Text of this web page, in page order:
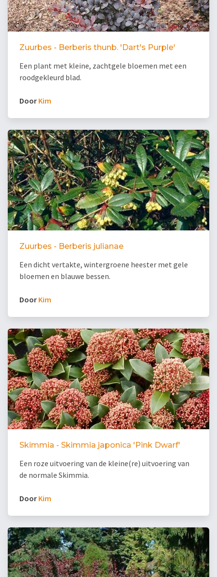
Zuurbes - Berberis thunb. 'Dart's Purple'
Een plant met kleine, zachtgele bloemen met een
roodgekleurd blad.
Door Kim
Zuurbes - Berberis julianae
Een dicht vertakte, wintergroene heester met gele
bloemen en blauwe bessen.
Door Kim
Skimmia - Skimmia japonica 'Pink Dwarf'
Een roze uitvoering van de kleine(re) uitvoering van
de normale Skimmia.
Door Kim